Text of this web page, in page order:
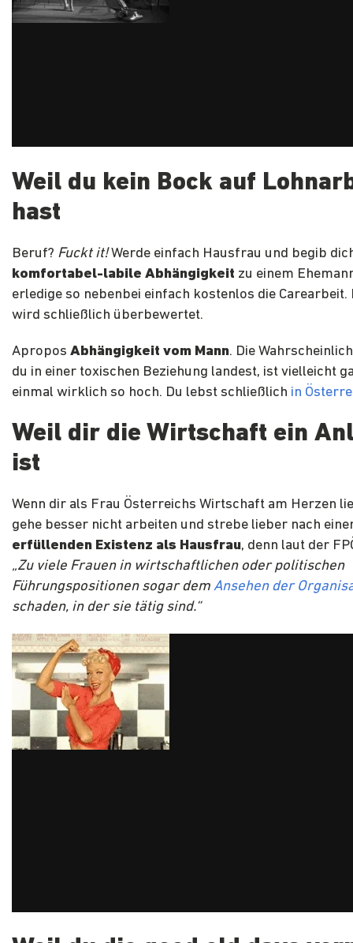
Weil du kein Bock auf
hast
Beruf? Fuckt it!Werde einfach Hausfrau und begib
komfortabel-labile Abhängigkeit zu einem
erledige so nebenbei einfach kostenlos die Carearbeit.
wird schließlich überbewertet.
Apropos Abhängigkeit vom Mann. Die
du in einer toxischen Beziehung landest, ist vielleicht
einmal wirklich so hoch. Du lebst schließlich in
Weil dir die Wirtschaft ein
ist
Wenn dir als Frau Österreichs Wirtschaft am Herzen
gehe besser nicht arbeiten und strebe lieber nach
erfüllenden Existenz als Hausfrau, denn laut der
„Zu viele Frauen in wirtschaftlichen oder politischen
Führungspositionen sogar dem Ansehen der
schaden, in der sie tätig sind.“